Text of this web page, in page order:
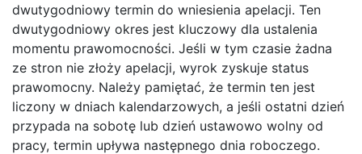
dwutygodniowy termin do wniesienia apelacji. Ten
dwutygodniowy okres jest kluczowy dla ustalenia
momentu prawomocności. Jeśli w tym czasie żadna
ze stron nie złoży apelacji, wyrok zyskuje status
prawomocny. Należy pamiętać, że termin ten jest
liczony w dniach kalendarzowych, a jeśli ostatni dzień
przypada na sobotę lub dzień ustawowo wolny od
pracy, termin upływa następnego dnia roboczego.